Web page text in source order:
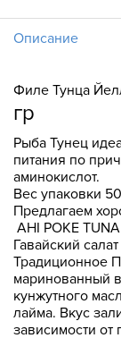
Описание
Филе Тунца
гр
Рыба Тунец
питания по
аминокислот.
Вес упаковки
Предлагаем
AHI POKE TUNA
Гавайский
Традиционное
маринованный
кунжутного
лайма. Вкус
зависимости